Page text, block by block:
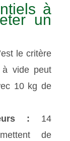
à
un
le critère
à vide peut
10 kg de
: 14
de